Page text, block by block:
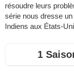
résoudre leurs
série nous dresse
Indiens aux États-
1